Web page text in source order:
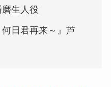
磨生人役
何日君再来～』芦